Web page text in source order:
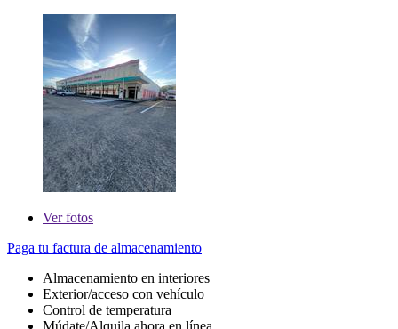
Verfotos
Paga tu factura de almacenamiento
Almacenamiento en interiores
Exterior/acceso con vehículo
Control de temperatura
Múdate/Alquila ahora en línea